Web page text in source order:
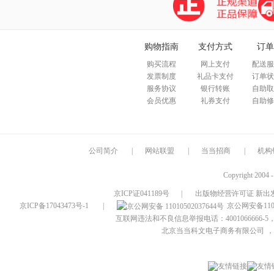
购物指南
购买流程
发票制度
服务协议
会员优惠
支付方式
网上支付
礼品卡支付
银行转账
礼券支付
订
配送
订单
自助
自助
公司简介 网站联盟 当当招商 机构
Copyright 2004
京ICP证041189号
出版物经营许可证 新出
京ICP备17043473号-1
京公网安备
互联网违法和不良信息举报电话：4001066666-5
北京当当科文电子商务有限公司